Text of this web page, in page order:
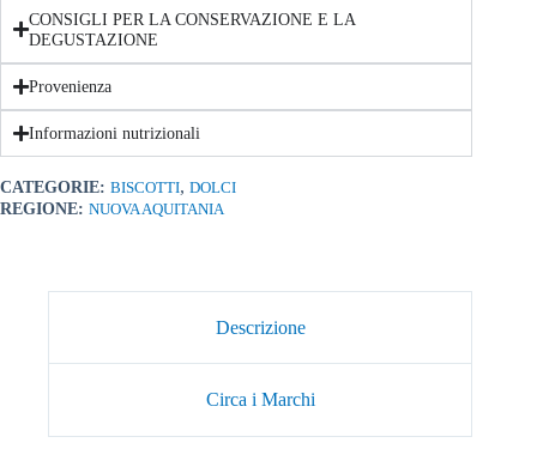
CONSIGLI PER LA CONSERVAZIONE E LA
DEGUSTAZIONE
Provenienza
Informazioni nutrizionali
CATEGORIE: BISCOTTI, DOLCI
REGIONE: NUOVA AQUITANIA
Descrizione
Circa i Marchi